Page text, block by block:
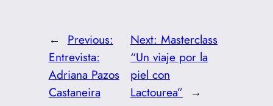
← Previous:
Entrevista:
Adriana Pazos
Castaneira
Next: Masterclass
“Un viaje por la
piel con
Lactourea” →